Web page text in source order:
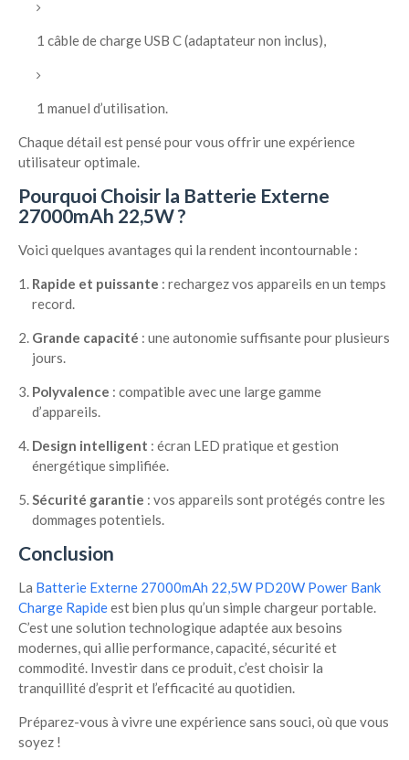
1 câble de charge USB C (adaptateur non inclus),
1 manuel d’utilisation.
Chaque détail est pensé pour vous offrir une expérience
utilisateur optimale.
Pourquoi Choisir la Batterie Externe
27000mAh 22,5W ?
Voici quelques avantages qui la rendent incontournable :
Rapide et puissante : rechargez vos appareils en un temps
record.
Grande capacité : une autonomie suffisante pour plusieurs
jours.
Polyvalence : compatible avec une large gamme
d’appareils.
Design intelligent : écran LED pratique et gestion
énergétique simplifiée.
Sécurité garantie : vos appareils sont protégés contre les
dommages potentiels.
Conclusion
La Batterie Externe 27000mAh 22,5W PD20W Power Bank
Charge Rapideest bien plus qu’un simple chargeur portable.
C’est une solution technologique adaptée aux besoins
modernes, qui allie performance, capacité, sécurité et
commodité. Investir dans ce produit, c’est choisir la
tranquillité d’esprit et l’efficacité au quotidien.
Préparez-vous à vivre une expérience sans souci, où que vous
soyez !